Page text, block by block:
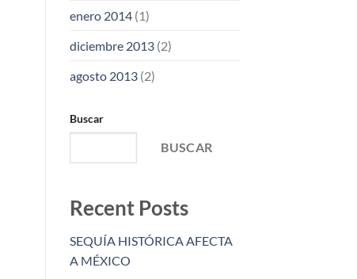
enero 2014(1)
diciembre 2013(2)
agosto 2013(2)
Buscar
BUSCAR
Recent Posts
SEQUÍA HISTÓRICA AFECTA
A MÉXICO